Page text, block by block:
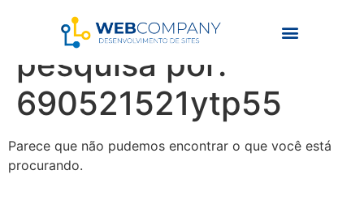
Resultados da
pesquisa por:
690521521ytp55
Parece que não pudemos encontrar o que você está
procurando.